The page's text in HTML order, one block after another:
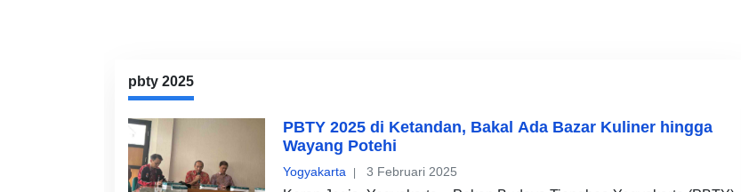
pbty 2025
PBTY 2025 di Ketandan, Bakal Ada Bazar Kuliner hingga
Wayang Potehi
Yogyakarta 3 Februari 2025